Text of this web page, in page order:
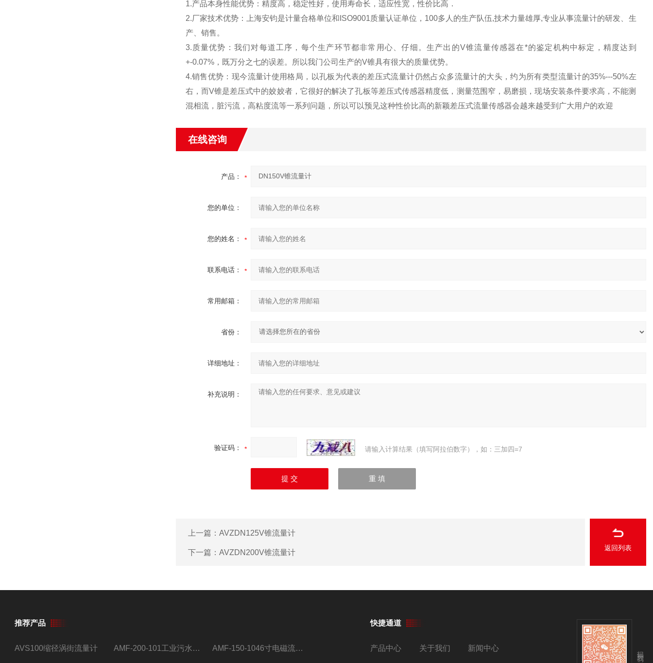
1.产品本身性能优势：精度高，稳定性好，使用寿命长，适应性宽，性价比高．
2.厂家技术优势：上海安钧是计量合格单位和ISO9001质量认证单位，100多人的生产队伍,技术力量雄厚,专业从事流量计的研发、生
产、销售。
3.质量优势：我们对每道工序，每个生产环节都非常用心、仔细。生产出的V锥流量传感器在*的鉴定机构中标定，精度达到
+-0.07%，既万分之七的误差。所以我门公司生产的V锥具有很大的质量优势。
4.销售优势：现今流量计使用格局，以孔板为代表的差压式流量计仍然占众多流量计的大头，约为所有类型流量计的35%---50%左
右，而V锥是差压式中的姣姣者，它很好的解决了孔板等差压式传感器精度低，测量范围窄，易磨损，现场安装条件要求高，不能测
混相流，脏污流，高粘度流等一系列问题，所以可以预见这种性价比高的新颖差压式流量传感器会越来越受到广大用户的欢迎
在线咨询
产品：
您的单位：
您的姓名：
联系电话：
常用邮箱：
省份：
详细地址：
补充说明：
验证码： 请输入计算结果（填写阿拉伯数字），如：三加四=7
上一篇： AVZDN125V锥流量计
下一篇： AVZDN200V锥流量计
返回列表
推荐产品
AVS100缩径涡街流量计 AMF-200-101工业污水流量计 AMF-150-1046寸电磁流量计
快捷通道
产品中心 关于我们 新闻中心